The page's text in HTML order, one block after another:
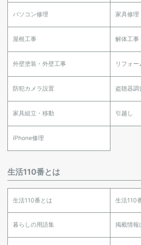
パソコン修理 家具修理
屋根工事 解体工事
外壁塗装・外壁工事 リフォー
防犯カメラ設置 盗聴器調
家具組立・移動 引越し
iPhone修理
生活110番とは
生活110番とは 生活110
暮らしの用語集 掲載情報